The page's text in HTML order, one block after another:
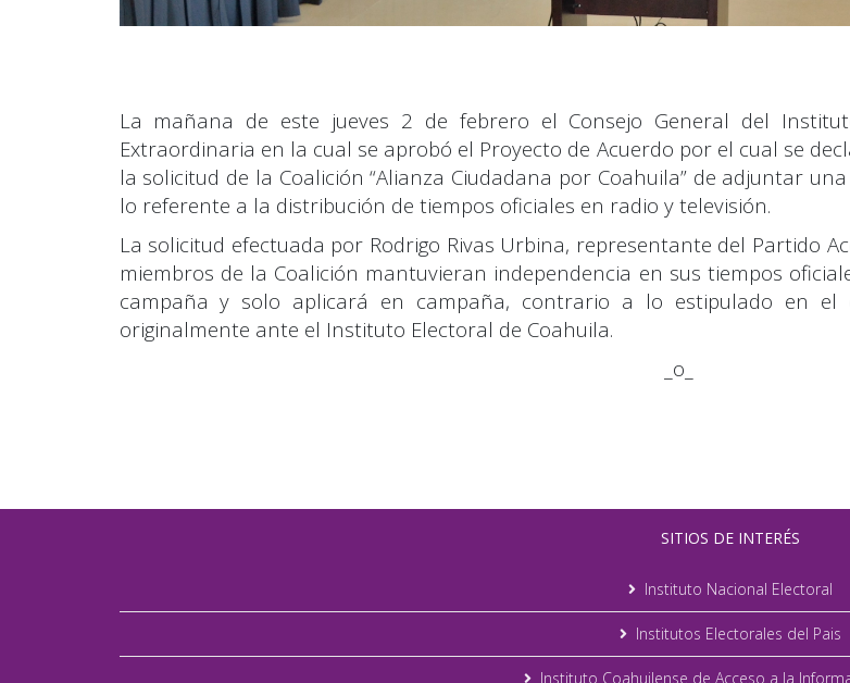
La mañana de este jueves 2 de febrero el Consejo General del
Extraordinaria en la cual se aprobó el Proyecto de Acuerdo por el cual se
la solicitud de la Coalición “Alianza Ciudadana por Coahuila” de adjuntar
lo referente a la distribución de tiempos oficiales en radio y televisión.
La solicitud efectuada por Rodrigo Rivas Urbina, representante del Partido
miembros de la Coalición mantuvieran independencia en sus tiempos
campaña y solo aplicará en campaña, contrario a lo estipulado en el
originalmente ante el Instituto Electoral de Coahuila.
_o_
SITIOS DE INTERÉS
Instituto Nacional Electoral
Institutos Electorales del Pais
Instituto Coahuilense de Acceso a la